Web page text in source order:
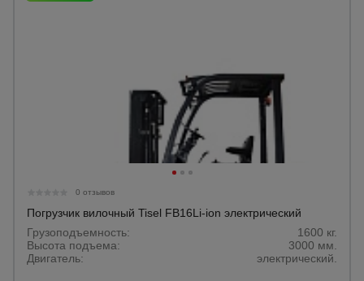
0 отзывов
Погрузчик вилочный Tisel FB16Li-ion электрический
Грузоподъемность:
1600 кг.
Высота подъема:
3000 мм.
Двигатель:
электрический.
Оборудование
для работы с
арматурой
Оборудование
для бетонных
работ